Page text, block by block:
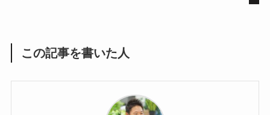
この記事を書いた人